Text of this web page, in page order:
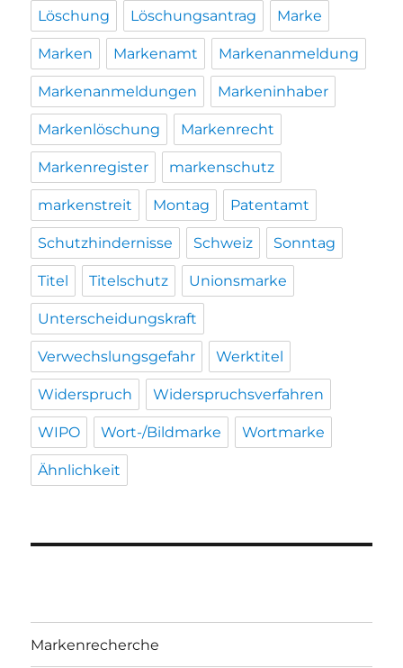
Löschung Löschungsantrag Marke
Marken Markenamt Markenanmeldung
Markenanmeldungen Markeninhaber
Markenlöschung Markenrecht
Markenregister markenschutz
markenstreit Montag Patentamt
Schutzhindernisse Schweiz Sonntag
Titel Titelschutz Unionsmarke
Unterscheidungskraft
Verwechslungsgefahr Werktitel
Widerspruch Widerspruchsverfahren
WIPO Wort-/Bildmarke Wortmarke
Ähnlichkeit
Markenrecherche